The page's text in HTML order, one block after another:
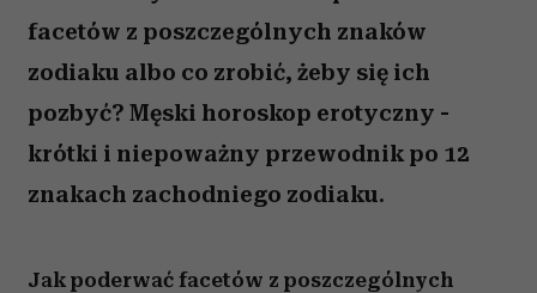
facetów z poszczególnych znaków
zodiaku albo co zrobić, żeby się ich
pozbyć? Męski horoskop erotyczny -
krótki i niepoważny przewodnik po 12
znakach zachodniego zodiaku.
Jak poderwać facetów z poszczególnych